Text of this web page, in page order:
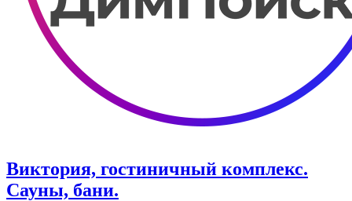
Виктория, гостиничный комплекс.
Сауны, бани.